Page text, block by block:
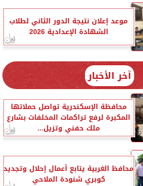
موعد إعلان نتيجة الدور الثاني لطلاب
الشهادة الإعدادية 2026
آخر الأخبار
محافظة الإسكندرية تواصل حملاتها
المكبرة لرفع تراكمات المخلفات بشارع
ملك حفني وتزيل...
محافظ الغربية يتابع أعمال إحلال وتجديد
كوبري شنودة الملاحي